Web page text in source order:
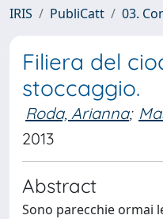
IRIS PubliCatt 03.
Filiera del
stoccaggio.
Roda, Arianna;
2013
Abstract
Sono parecchie ormai